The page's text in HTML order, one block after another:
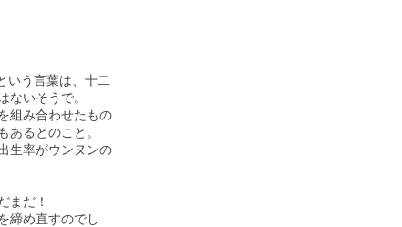
いう言葉は、十二
ないそうで。
組み合わせたもの
あるとのこと。
生率がウンヌンの
まだ！
締め直すのでし